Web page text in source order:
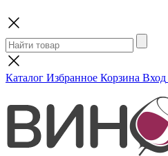
Каталог Избранное Корзина Вход